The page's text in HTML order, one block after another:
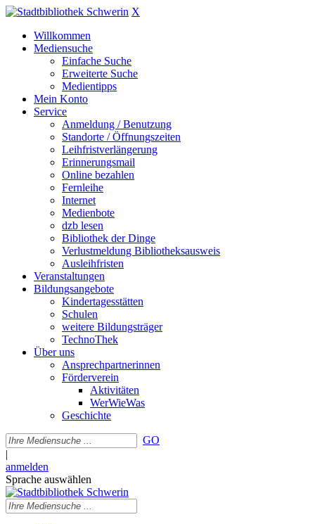
X
Willkommen
Mediensuche
Einfache Suche
Erweiterte Suche
Medientipps
Mein Konto
Service
Anmeldung / Benutzung
Standorte / Öffnungszeiten
Leihfristverlängerung
Erinnerungsmail
Online bezahlen
Fernleihe
Internet
Medienbote
dzb lesen
Bibliothek der Dinge
Verlustmeldung Bibliotheksausweis
Ausleihfristen
Veranstaltungen
Bildungsangebote
Kindertagesstätten
Schulen
weitere Bildungsträger
TechnoThek
Über uns
Ansprechpartnerinnen
Förderverein
Aktivitäten
WerWieWas
Geschichte
GO
|
anmelden
Sprache auswählen